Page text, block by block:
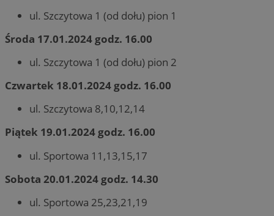
ul. Szczytowa 1 (od dołu) pion 1
Środa 17.01.2024 godz. 16.00
ul. Szczytowa 1 (od dołu) pion 2
Czwartek 18.01.2024 godz. 16.00
ul. Szczytowa 8,10,12,14
Piątek 19.01.2024 godz. 16.00
ul. Sportowa 11,13,15,17
Sobota 20.01.2024 godz. 14.30
ul. Sportowa 25,23,21,19